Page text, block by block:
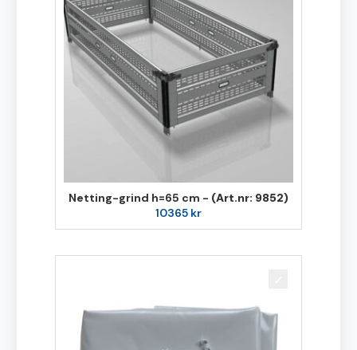
Netting-grind h=65 cm - (Art.nr: 9852)
10365 kr